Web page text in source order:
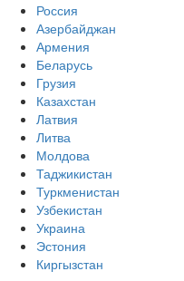
Россия
Азербайджан
Армения
Беларусь
Грузия
Казахстан
Латвия
Литва
Молдова
Таджикистан
Туркменистан
Узбекистан
Украина
Эстония
Киргызстан